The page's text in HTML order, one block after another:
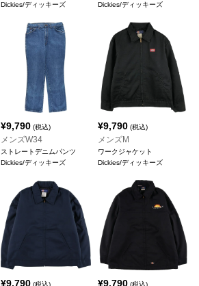
Dickies/ディッキーズ Dickies/ディッキーズ
¥9,790(税込)
メンズW34
ストレートデニムパンツ
Dickies/ディッキーズ
¥9,790 (税込)
メンズM
ワークジャケット
Dickies/ディッキーズ
¥9,790 ¥9,790